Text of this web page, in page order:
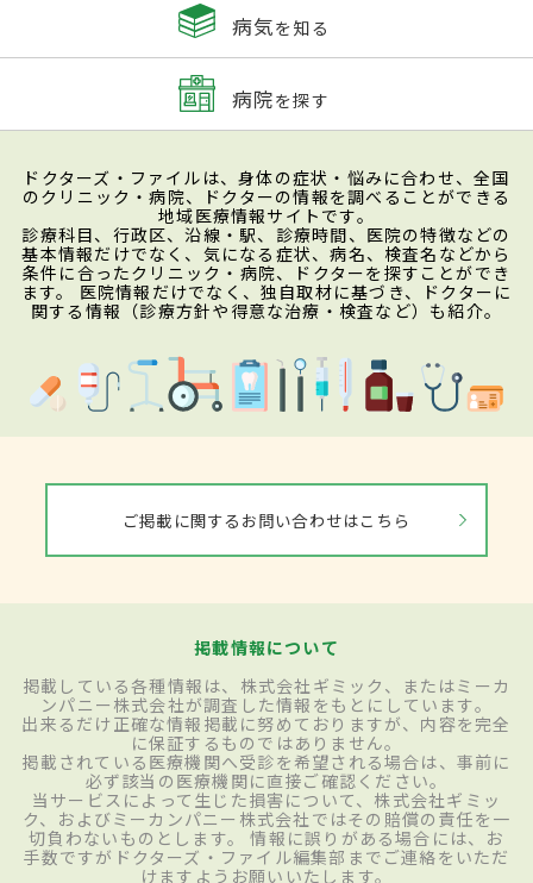
病気を知る
病院を探す
ドクターズ・ファイルは、身体の症状・悩みに合わせ、全国
のクリニック・病院、ドクターの情報を調べることができる
地域医療情報サイトです。
診療科目、行政区、沿線・駅、診療時間、医院の特徴などの
基本情報だけでなく、気になる症状、病名、検査名などから
条件に合ったクリニック・病院、ドクターを探すことができ
ます。 医院情報だけでなく、独自取材に基づき、ドクターに
関する情報（診療方針や得意な治療・検査など）も紹介。
ご掲載に関するお問い合わせはこちら
掲載情報について
掲載している各種情報は、株式会社ギミック、またはミーカ
ンパニー株式会社が調査した情報をもとにしています。
出来るだけ正確な情報掲載に努めておりますが、内容を完全
に保証するものではありません。
掲載されている医療機関へ受診を希望される場合は、事前に
必ず該当の医療機関に直接ご確認ください。
当サービスによって生じた損害について、株式会社ギミッ
ク、およびミーカンパニー株式会社ではその賠償の責任を一
切負わないものとします。 情報に誤りがある場合には、お
手数ですがドクターズ・ファイル編集部までご連絡をいただ
けますようお願いいたします。